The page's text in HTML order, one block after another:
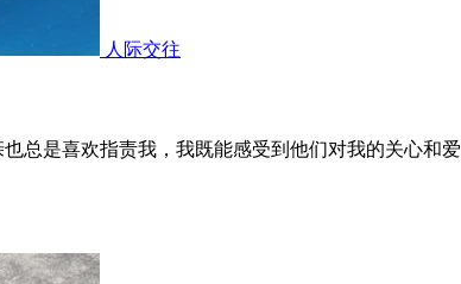
人际交往
总是喜欢指责我，我既能感受到他们对我的关心和